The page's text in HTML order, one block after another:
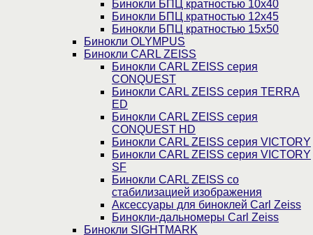
Бинокли БПЦ кратностью 10х40
Бинокли БПЦ кратностью 12х45
Бинокли БПЦ кратностью 15х50
Бинокли OLYMPUS
Бинокли CARL ZEISS
Бинокли CARL ZEISS серия
CONQUEST
Бинокли CARL ZEISS серия TERRA
ED
Бинокли CARL ZEISS серия
CONQUEST HD
Бинокли CARL ZEISS серия VICTORY
Бинокли CARL ZEISS серия VICTORY
SF
Бинокли CARL ZEISS со
стабилизацией изображения
Аксессуары для биноклей Carl Zeiss
Бинокли-дальномеры Carl Zeiss
Бинокли SIGHTMARK